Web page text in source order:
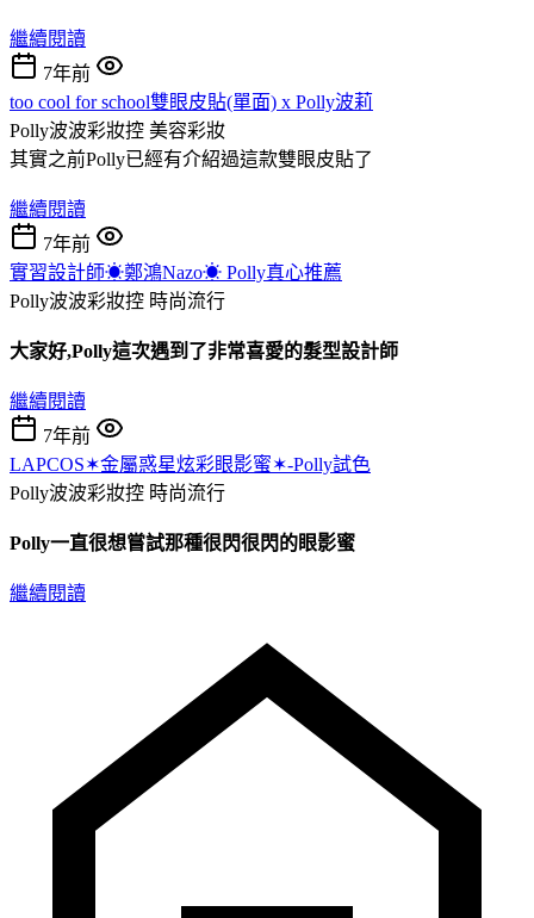
繼續閱讀
7年前
too cool for school雙眼皮貼(單面) x Polly波莉
Polly波波彩妝控 美容彩妝
其實之前Polly已經有介紹過這款雙眼皮貼了
繼續閱讀
7年前
實習設計師☀鄭鴻Nazo☀ Polly真心推薦
Polly波波彩妝控 時尚流行
大家好,Polly這次遇到了非常喜愛的髮型設計師
繼續閱讀
7年前
LAPCOS✶金屬惑星炫彩眼影蜜✶-Polly試色
Polly波波彩妝控 時尚流行
Polly一直很想嘗試那種很閃很閃的眼影蜜
繼續閱讀